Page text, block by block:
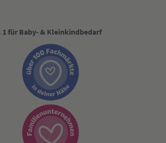
1 für Baby- & Kleinkindbedarf